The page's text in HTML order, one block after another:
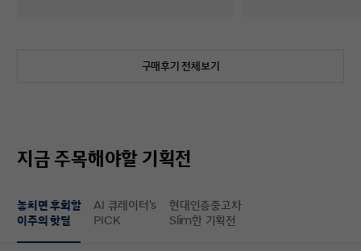
보면 예상과 달라서 후회했다는 이야기도
제공돼서 불안감이 많이 줄었다는
상태가 더 좋아서 만족도가 높았습니다.
중고차지만 관리가 잘 된 차량이라는
느낌이 확실히 들었습니다. 무엇보다
구매후기 전체보기
지금 주목해야할 기획전
놓치면 후회할
이주의 핫딜
AI 큐레이터's
PICK
현대인증중고차
Slim한 기획전